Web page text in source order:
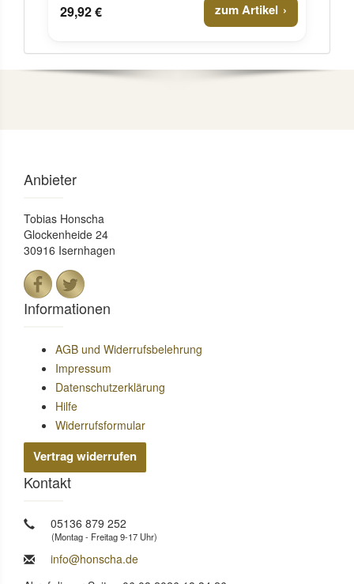
29,92 € zum Artikel
Anbieter
Tobias Honscha
Glockenheide 24
30916 Isernhagen
Informationen
AGB und Widerrufsbelehrung
Impressum
Datenschutzerklärung
Hilfe
Widerrufsformular
Vertrag widerrufen
Kontakt
05136 879 252
(Montag - Freitag 9-17 Uhr)
info@honscha.de